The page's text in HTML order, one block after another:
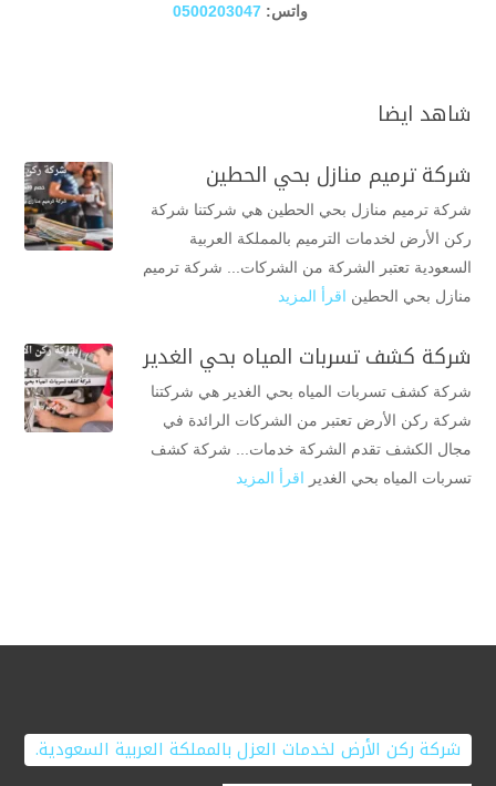
واتس: 0500203047
شاهد ايضا
شركة ترميم منازل بحي الحطين
شركة ترميم منازل بحي الحطين هي شركتنا شركة
ركن الأرض لخدمات الترميم بالمملكة العربية
السعودية تعتبر الشركة من الشركات... شركة ترميم
منازل بحي الحطين اقرأ المزيد
شركة كشف تسربات المياه بحي الغدير
شركة كشف تسربات المياه بحي الغدير هي شركتنا
شركة ركن الأرض تعتبر من الشركات الرائدة في
مجال الكشف تقدم الشركة خدمات... شركة كشف
تسربات المياه بحي الغدير اقرأ المزيد
شركة ركن الأرض لخدمات العزل بالمملكة العربية السعودية.